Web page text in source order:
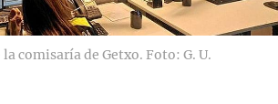
la comisaría de Getxo. Foto: G. U.